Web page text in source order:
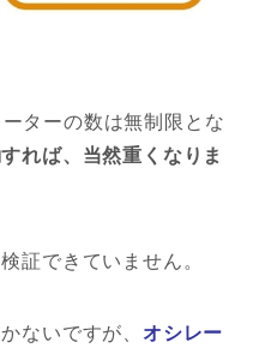
ターの数は無制限とな
れば、当然重くなりま
証できていません。
ないですが、 オシレー